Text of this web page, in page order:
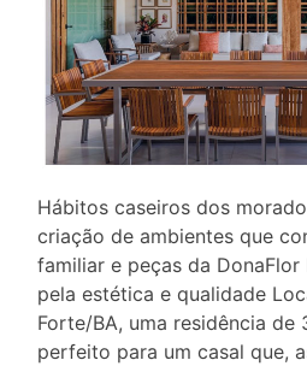
Hábitos caseiros dos
criação de ambientes que
familiar e peças da
pela estética e qualidade
Forte/BA, uma residência de
perfeito para um casal que,